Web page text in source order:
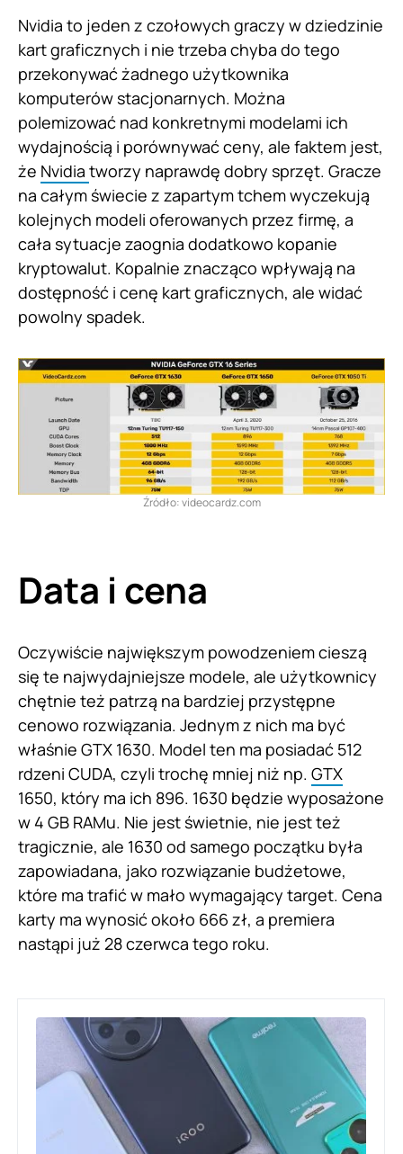
Nvidia to jeden z czołowych graczy w dziedzinie
kart graficznych i nie trzeba chyba do tego
przekonywać żadnego użytkownika
komputerów stacjonarnych. Można
polemizować nad konkretnymi modelami ich
wydajnością i porównywać ceny, ale faktem jest,
że Nvidia tworzy naprawdę dobry sprzęt. Gracze
na całym świecie z zapartym tchem wyczekują
kolejnych modeli oferowanych przez firmę, a
cała sytuacje zaognia dodatkowo kopanie
kryptowalut. Kopalnie znacząco wpływają na
dostępność i cenę kart graficznych, ale widać
powolny spadek.
Źródło: videocardz.com
Data i cena
Oczywiście największym powodzeniem cieszą
się te najwydajniejsze modele, ale użytkownicy
chętnie też patrzą na bardziej przystępne
cenowo rozwiązania. Jednym z nich ma być
właśnie GTX 1630. Model ten ma posiadać 512
rdzeni CUDA, czyli trochę mniej niż np. GTX
1650, który ma ich 896. 1630 będzie wyposażone
w 4 GB RAMu. Nie jest świetnie, nie jest też
tragicznie, ale 1630 od samego początku była
zapowiadana, jako rozwiązanie budżetowe,
które ma trafić w mało wymagający target. Cena
karty ma wynosić około 666 zł, a premiera
nastąpi już 28 czerwca tego roku.